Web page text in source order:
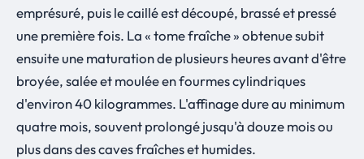
emprésuré, puis le caillé est découpé, brassé et pressé
une première fois. La « tome fraîche » obtenue subit
ensuite une maturation de plusieurs heures avant d'être
broyée, salée et moulée en fourmes cylindriques
d'environ 40 kilogrammes. L'affinage dure au minimum
quatre mois, souvent prolongé jusqu'à douze mois ou
plus dans des caves fraîches et humides.